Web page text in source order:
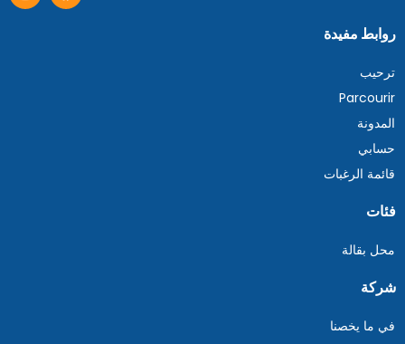
روابط مفيدة
ترحيب
Parcourir
المدونة
حسابي
قائمة الرغبات
فئات
محل بقالة
شركة
في ما يخصنا